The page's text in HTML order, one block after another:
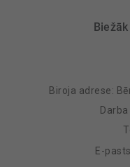
Biroja adrese:
E-